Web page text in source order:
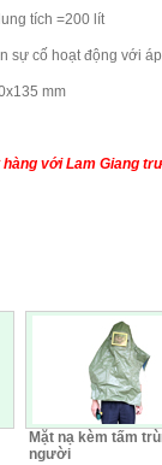
tích =200 lít
sự cố hoạt động với
mm
với Lam Giang
Mặt nạ kèm tấm
người